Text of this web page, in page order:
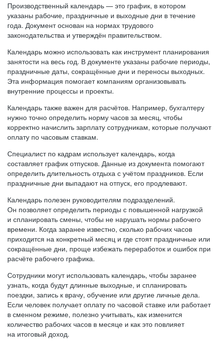
Производственный календарь — это график, в котором
указаны рабочие, праздничные и выходные дни в течение
года. Документ основан на нормах трудового
законодательства и утверждён правительством.
Календарь можно использовать как инструмент планирования
занятости на весь год. В документе указаны рабочие периоды,
праздничные даты, сокращённые дни и переносы выходных.
Эта информация помогает компаниям организовывать
внутренние процессы и проекты.
Календарь также важен для расчётов. Например, бухгалтеру
нужно точно определить норму часов за месяц, чтобы
корректно начислить зарплату сотрудникам, которые получают
оплату по часовым ставкам.
Специалист по кадрам использует календарь, когда
составляет график отпусков. Данные из документа помогают
определить длительность отдыха с учётом праздников. Если
праздничные дни выпадают на отпуск, его продлевают.
Календарь полезен руководителям подразделений.
Он позволяет определить периоды с повышенной нагрузкой
и спланировать смены, чтобы не нарушать нормы рабочего
времени. Когда заранее известно, сколько рабочих часов
приходится на конкретный месяц и где стоят праздничные или
сокращённые дни, проще избежать переработок и ошибок при
расчёте рабочего графика.
Сотрудники могут использовать календарь, чтобы заранее
узнать, когда будут длинные выходные, и спланировать
поездки, запись к врачу, обучение или другие личные дела.
Если человек получает оплату по часовой ставке или работает
в сменном режиме, полезно учитывать, как изменится
количество рабочих часов в месяце и как это повлияет
на итоговый доход.